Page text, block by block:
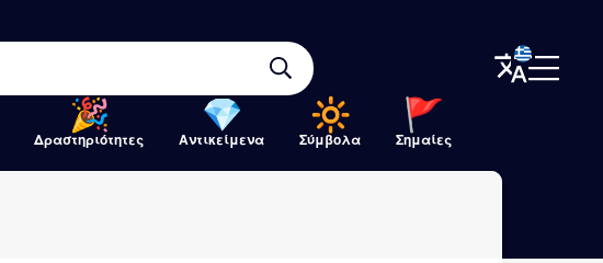
Δραστηριότητες Αντικείμενα Σύμβολα Σημαίες